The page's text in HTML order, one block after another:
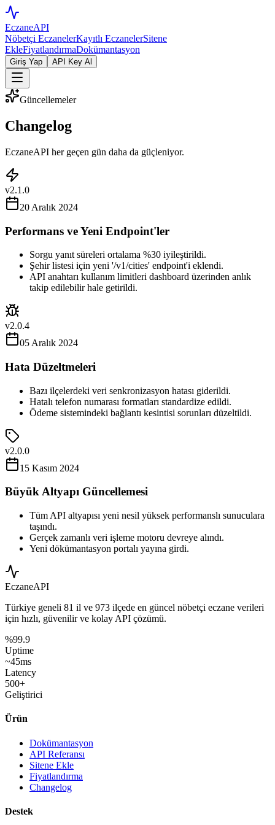
EczaneAPI
Nöbetçi EczanelerKayıtlı EczanelerSitene
EkleFiyatlandırmaDokümantasyon
Giriş Yap API Key Al
Güncellemeler
Changelog
EczaneAPI her geçen gün daha da güçleniyor.
v2.1.0
20 Aralık 2024
Performans ve Yeni Endpoint'ler
Sorgu yanıt süreleri ortalama %30 iyileştirildi.
Şehir listesi için yeni '/v1/cities' endpoint'i eklendi.
API anahtarı kullanım limitleri dashboard üzerinden anlık
takip edilebilir hale getirildi.
v2.0.4
05 Aralık 2024
Hata Düzeltmeleri
Bazı ilçelerdeki veri senkronizasyon hatası giderildi.
Hatalı telefon numarası formatları standardize edildi.
Ödeme sistemindeki bağlantı kesintisi sorunları düzeltildi.
v2.0.0
15 Kasım 2024
Büyük Altyapı Güncellemesi
Tüm API altyapısı yeni nesil yüksek performanslı sunuculara
taşındı.
Gerçek zamanlı veri işleme motoru devreye alındı.
Yeni dökümantasyon portalı yayına girdi.
EczaneAPI
Türkiye geneli 81 il ve 973 ilçede en güncel nöbetçi eczane verileri
için hızlı, güvenilir ve kolay API çözümü.
%99.9
Uptime
~45ms
Latency
500+
Geliştirici
Ürün
Dokümantasyon
API Referansı
Sitene Ekle
Fiyatlandırma
Changelog
Destek